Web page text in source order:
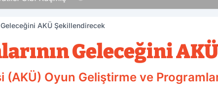
Geleceğini AKÜ Şekillendirecek
Geleceğini
Oyun Geliştirme ve